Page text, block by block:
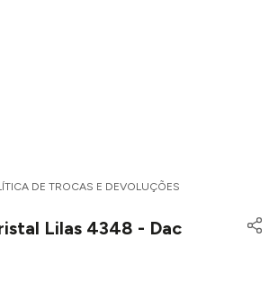
DE TROCAS E DEVOLUÇÕES
Lilas 4348 - Dac